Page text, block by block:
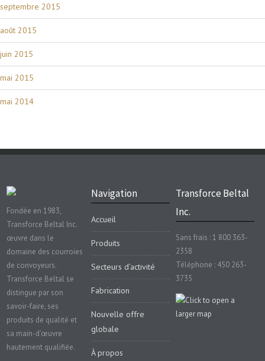
septembre 2015
août 2015
juin 2015
mai 2015
mai 2014
Fondée en 1983,
Transforce Beltal Inc.
œuvre dans le
domaine des courroies
de convoyeurs.
Transforce Beltal se
distingue par son
savoir-faire, ses
produits de qualité et
sa main-d’œuvre
hautement qualifiée.
Navigation
Accueil
Produits
Secteurs d’activité
Fabrication
Nouvelle offre
globale
À propos
Transforce Beltal
Inc.
Sans frais : 1 800 363-
2358
Téléphone : 450 263-
3735